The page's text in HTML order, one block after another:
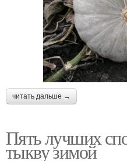
читать дальше →
Пять лучших
тыкву зимой